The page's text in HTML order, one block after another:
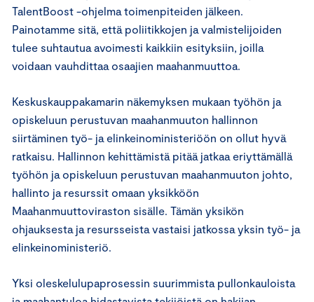
TalentBoost -ohjelma toimenpiteiden jälkeen.
Painotamme sitä, että poliitikkojen ja valmistelijoiden
tulee suhtautua avoimesti kaikkiin esityksiin, joilla
voidaan vauhdittaa osaajien maahanmuuttoa.
Keskuskauppakamarin näkemyksen mukaan työhön ja
opiskeluun perustuvan maahanmuuton hallinnon
siirtäminen työ- ja elinkeinoministeriöön on ollut hyvä
ratkaisu. Hallinnon kehittämistä pitää jatkaa eriyttämällä
työhön ja opiskeluun perustuvan maahanmuuton johto,
hallinto ja resurssit omaan yksikköön
Maahanmuuttoviraston sisälle. Tämän yksikön
ohjauksesta ja resursseista vastaisi jatkossa yksin työ- ja
elinkeinoministeriö.
Yksi oleskelulupaprosessin suurimmista pullonkauloista